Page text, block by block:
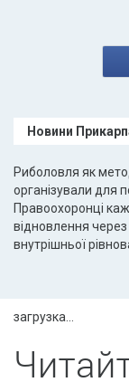
Новини
Риболовля як
організували для
Правоохоронці
відновлення
внутрішньої
загрузка...